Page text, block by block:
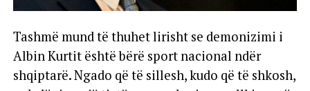
Tashmë mund të thuhet lirisht se demonizimi i
Albin Kurtit është bërë sport nacional ndër
shqiptarë. Ngado që të sillesh, kudo që të shkosh,